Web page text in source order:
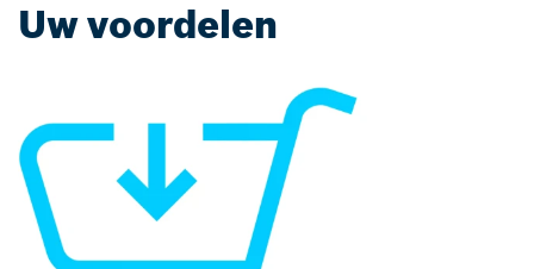
Uw voordelen